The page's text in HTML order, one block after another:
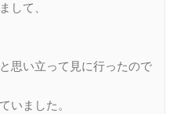
して、
思い立って見に行ったので
いました。